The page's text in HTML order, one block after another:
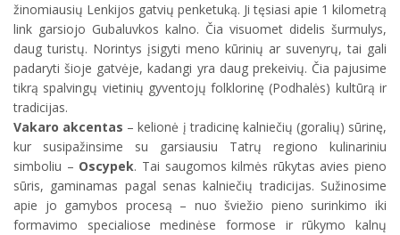
žinomiausių Lenkijos gatvių penketuką. Ji tęsiasi apie 1 kilometrą
link garsiojo Gubaluvkos kalno. Čia visuomet didelis šurmulys,
daug turistų. Norintys įsigyti meno kūrinių ar suvenyrų, tai gali
padaryti šioje gatvėje, kadangi yra daug prekeivių. Čia pajusime
tikrą spalvingų vietinių gyventojų folklorinę (Podhalės) kultūrą ir
tradicijas.
Vakaro akcentas – kelionė į tradicinę kalniečių (goralių) sūrinę,
kur susipažinsime su garsiausiu Tatrų regiono kulinariniu
simboliu – Oscypek. Tai saugomos kilmės rūkytas avies pieno
sūris, gaminamas pagal senas kalniečių tradicijas. Sužinosime
apie jo gamybos procesą – nuo šviežio pieno surinkimo iki
formavimo specialiose medinėse formose ir rūkymo kalnų